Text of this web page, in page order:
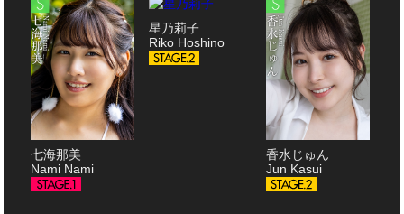
七海那美
Nami Nami
星乃莉子
Riko Hoshino
香水じゅん
Jun Kasui